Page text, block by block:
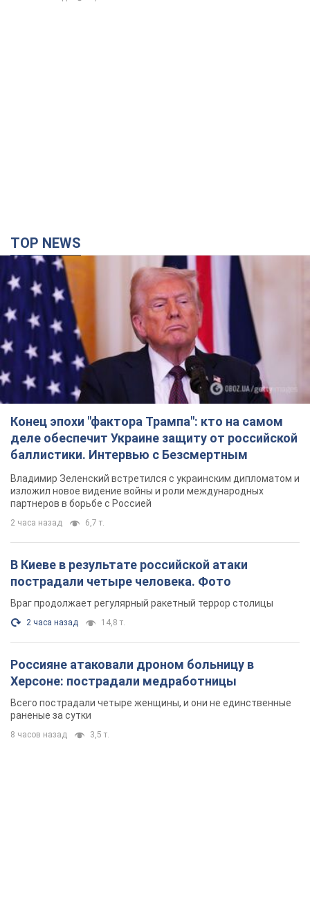
TOP NEWS
Конец эпохи "фактора Трампа": кто на самом
деле обеспечит Украине защиту от российской
баллистики. Интервью с Безсмертным
Владимир Зеленский встретился с украинским дипломатом и
изложил новое видение войны и роли международных
партнеров в борьбе с Россией
2 часа назад 6,7 т.
В Киеве в результате российской атаки
пострадали четыре человека. Фото
Враг продолжает регулярный ракетный террор столицы
2 часа назад 14,8 т.
Россияне атаковали дроном больницу в
Херсоне: пострадали медработницы
Всего пострадали четыре женщины, и они не единственные
раненые за сутки
8 часов назад 3,5 т.